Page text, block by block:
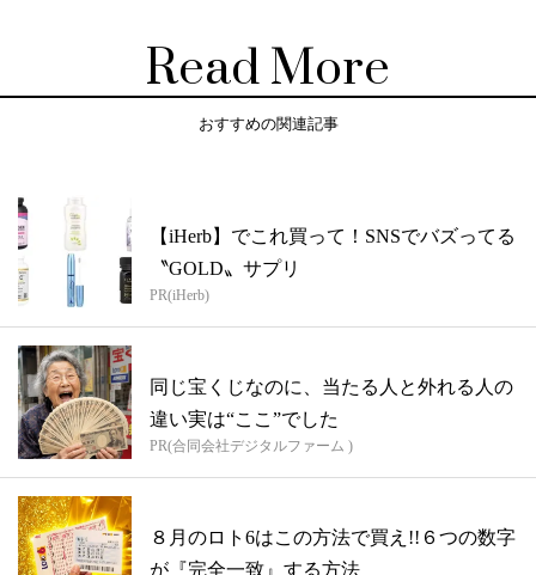
Read More
おすすめの関連記事
【iHerb】でこれ買って！SNSでバズってる
〝GOLD〟サプリ
PR(iHerb)
同じ宝くじなのに、当たる人と外れる人の
違い実は“ここ”でした
PR(合同会社デジタルファーム )
８月のロト6はこの方法で買え!!６つの数字
が『完全一致』する方法